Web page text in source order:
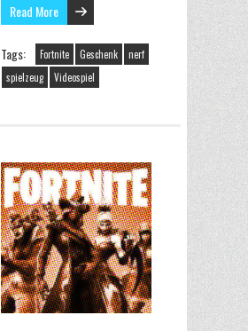
Read More
Tags: Fortnite Geschenk
nerf
spielzeug
Videospiel